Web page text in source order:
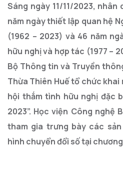
Sáng ngày 11/11/2023, nhân
năm ngày thiết lập quan hệ
(1962 – 2023) và 46 năm
hữu nghị và hợp tác (1977 –
Bộ Thông tin và Truyền
Thừa Thiên Huế tổ chức khai
hội thắm tình hữu nghị đặc
2023”. Học viện Công nghệ
tham gia trưng bày các
hình chuyển đổi số tại